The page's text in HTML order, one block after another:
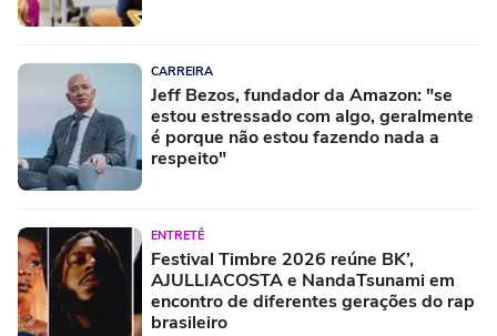
CARREIRA
Jeff Bezos, fundador da Amazon: "se
estou estressado com algo, geralmente
é porque não estou fazendo nada a
respeito"
ENTRETÊ
Festival Timbre 2026 reúne BK’,
AJULLIACOSTA e NandaTsunami em
encontro de diferentes gerações do rap
brasileiro